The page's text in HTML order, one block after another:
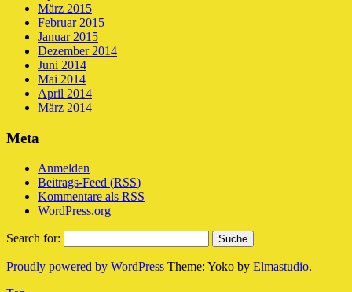
März 2015
Februar 2015
Januar 2015
Dezember 2014
Juni 2014
Mai 2014
April 2014
März 2014
Meta
Anmelden
Beitrags-Feed (RSS)
Kommentare als RSS
WordPress.org
Search for:
Proudly powered by WordPress Theme: Yoko by Elmastudio.